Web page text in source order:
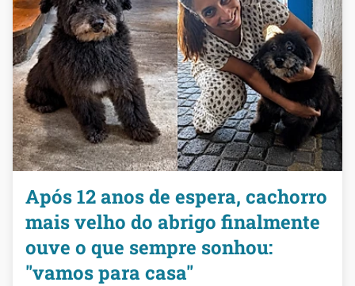
Após 12 anos de espera, cachorro
mais velho do abrigo finalmente
ouve o que sempre sonhou:
"vamos para casa"